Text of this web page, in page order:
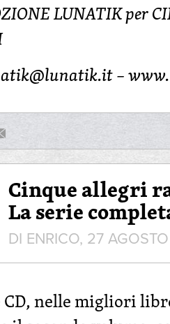
LUNATIK per
–
Cinque allegri
La serie
DI ENRICO, 27
nelle migliori